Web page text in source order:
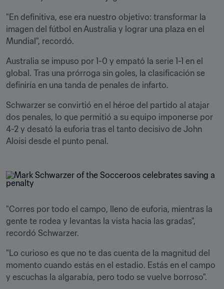
"En definitiva, ese era nuestro objetivo: transformar la
imagen del fútbol en Australia y lograr una plaza en el
Mundial", recordó.
Australia se impuso por 1-0 y empató la serie 1-1 en el
global. Tras una prórroga sin goles, la clasificación se
definiría en una tanda de penales de infarto.
Schwarzer se convirtió en el héroe del partido al atajar
dos penales, lo que permitió a su equipo imponerse por
4-2 y desató la euforia tras el tanto decisivo de John
Aloisi desde el punto penal.
"Corres por todo el campo, lleno de euforia, mientras la
gente te rodea y levantas la vista hacia las gradas",
recordó Schwarzer.
"Lo curioso es que no te das cuenta de la magnitud del
momento cuando estás en el estadio. Estás en el campo
y escuchas la algarabía, pero todo se vuelve borroso".